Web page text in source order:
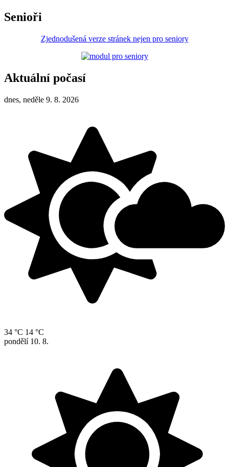
Senioři
Zjednodušená verze stránek nejen pro seniory
Aktuální počasí
dnes, neděle 9. 8. 2026
34 °C 14 °C
pondělí 10. 8.